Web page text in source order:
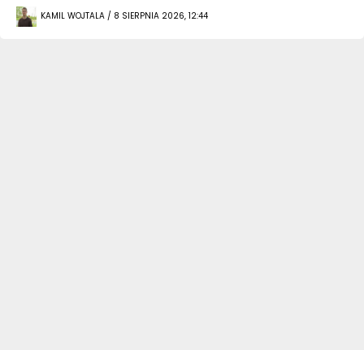
KAMIL WOJTALA / 8 SIERPNIA 2026, 12:44